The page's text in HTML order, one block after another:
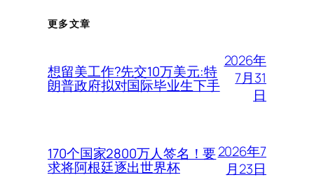
更多文章
想留美工作?先交10万美元:特
朗普政府拟对国际毕业生下手
2026年
7月31
日
170个国家2800万人签名！要
求将阿根廷逐出世界杯
2026年7
月23日